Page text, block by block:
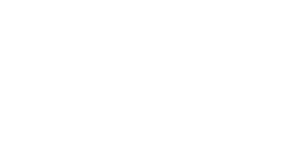
iletebilirsiniz.